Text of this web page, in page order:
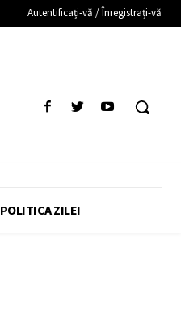
Autentificați-vă / Înregistrați-vă
POLITICA ZILEI